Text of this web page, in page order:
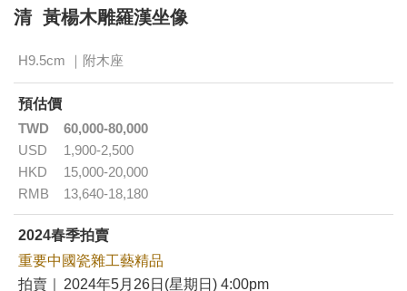
清 黃楊木雕羅漢坐像
H9.5cm ｜附木座
預估價
TWD
60,000-80,000
USD
1,900-2,500
HKD
15,000-20,000
RMB
13,640-18,180
2024春季拍賣
重要中國瓷雜工藝精品
拍賣｜
2024年5月26日(星期日) 4:00pm